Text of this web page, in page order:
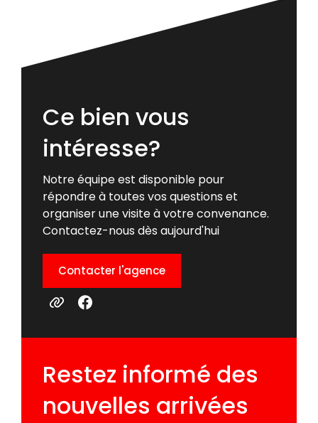
Ce bien vous
intéresse?
Notre équipe est disponible pour
répondre à toutes vos questions et
organiser une visite à votre convenance.
Contactez-nous dès aujourd'hui
Contacter l'agence
Restez informé des
nouvelles arrivées